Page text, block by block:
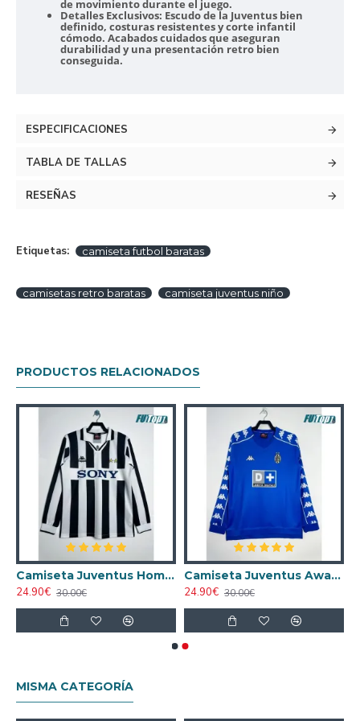
de movimiento durante el juego.
Detalles Exclusivos: Escudo de la Juventus bien
definido, costuras resistentes y corte infantil
cómodo. Acabados cuidados que aseguran
durabilidad y una presentación retro bien
conseguida.
ESPECIFICACIONES
TABLA DE TALLAS
RESEÑAS
Etiquetas: camiseta futbol baratas
camisetas retro baratas camiseta juventus niño
PRODUCTOS RELACIONADOS
Camiseta Juventus Home 1995/97 Retro ML
24.90€ 30.00€
Camiseta Juventus Away 1999/00 Retro ML
24.90€ 30.00€
MISMA CATEGORÍA